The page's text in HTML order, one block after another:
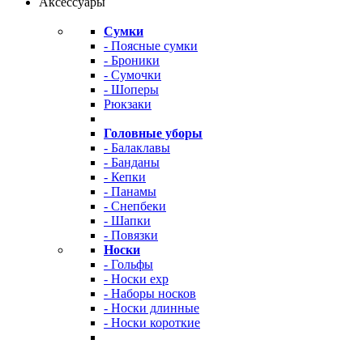
Сумки
- Поясные сумки
- Броники
- Сумочки
- Шоперы
Рюкзаки
Головные уборы
- Балаклавы
- Банданы
- Кепки
- Панамы
- Снепбеки
- Шапки
- Повязки
Носки
- Гольфы
- Носки exp
- Наборы носков
- Носки длинные
- Носки короткие